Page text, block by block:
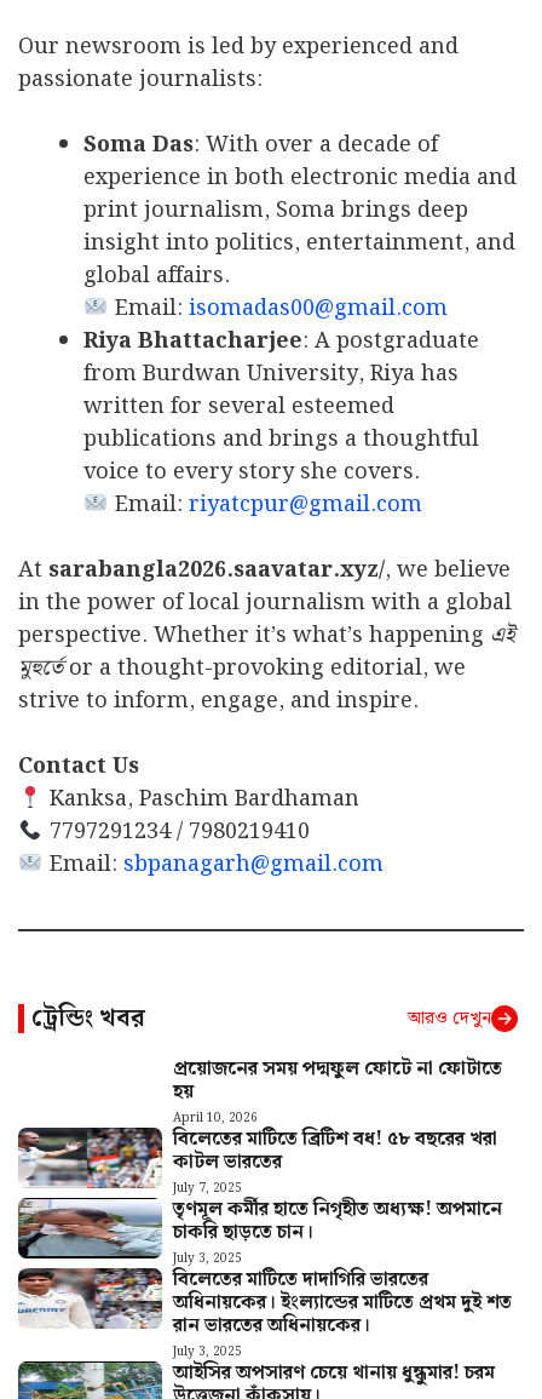
Our newsroom is led by experienced and
passionate journalists:
Soma Das: With over a decade of
experience in both electronic media and
print journalism, Soma brings deep
insight into politics, entertainment, and
global affairs.
Email: isomadas00@gmail.com
Riya Bhattacharjee: A postgraduate
from Burdwan University, Riya has
written for several esteemed
publications and brings a thoughtful
voice to every story she covers.
Email: riyatcpur@gmail.com
At sarabangla2026.saavatar.xyz/, we believe
in the power of local journalism with a global
perspective. Whether it’s what’s happening এই
মুহুর্তেor a thought-provoking editorial, we
strive to inform, engage, and inspire.
Contact Us
Kanksa, Paschim Bardhaman
7797291234 / 7980219410
Email: sbpanagarh@gmail.com
ট্রেন্ডিং খবর আরও দেখুন
প্রয়োজনের সময় পদ্মফুল ফোটে না ফোটাতে
হয়
April 10, 2026
বিলেতের মাটিতে ব্রিটিশ বধ! ৫৮ বছরের খরা
কাটল ভারতের
July 7, 2025
তৃণমূল কর্মীর হাতে নিগৃহীত অধ্যক্ষ! অপমানে
চাকরি ছাড়তে চান।
July 3, 2025
বিলেতের মাটিতে দাদাগিরি ভারতের
অধিনায়কের। ইংল্যান্ডের মাটিতে প্রথম দুই শত
রান ভারতের অধিনায়কের।
July 3, 2025
আইসির অপসারণ চেয়ে থানায় ধুন্ধুমার! চরম